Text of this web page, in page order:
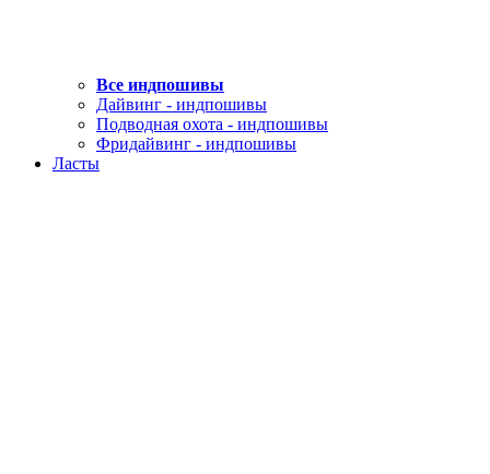
Все индпошивы
Дайвинг - индпошивы
Подводная охота - индпошивы
Фридайвинг - индпошивы
Ласты